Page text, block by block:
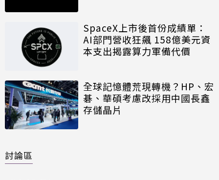
SpaceX上市後首份成績單：
AI部門營收狂飆 158億美元資
本支出揭露算力軍備代價
全球記憶體荒現轉機？HP、宏
碁、華碩考慮改採用中國長鑫
存儲晶片
討論區